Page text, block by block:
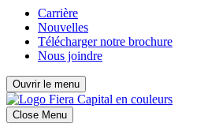
Carrière
Nouvelles
Télécharger notre brochure
Nous joindre
Ouvrir le menu
Close Menu